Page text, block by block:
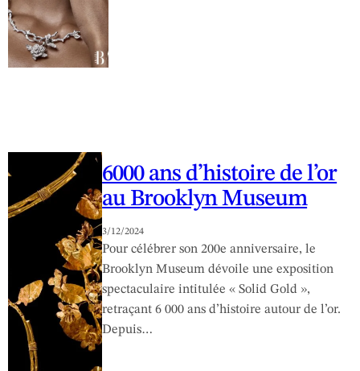
6000 ans d’histoire de l’or
au Brooklyn Museum
3/12/2024
Pour célébrer son 200e anniversaire, le
Brooklyn Museum dévoile une exposition
spectaculaire intitulée « Solid Gold »,
retraçant 6 000 ans d’histoire autour de l’or.
Depuis…